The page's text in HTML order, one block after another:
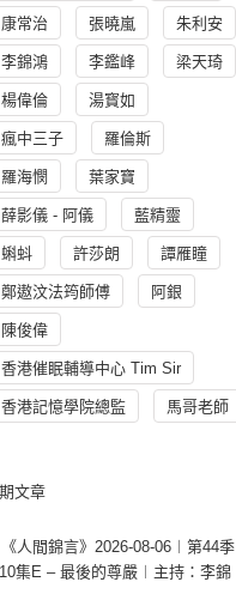
康常治 張曉嵐 朱利安
李錦鴻 李鑑峰 梁天琦
楊偉倫 湯寳如
瘋中三子 羅倫斯
羅海憫 葉家寶
薛影儀 - 阿儀 藍精靈
蝌蚪 許莎朗 譚雁瞳
鄭遨汶法筠師傅 阿銀
陳俊偉
香港催眠輔導中心 Tim Sir
香港記憶學院總監 馬哥老師
文章
《人間錦言》2026-08-06︱第44季
集E – 最後的尊嚴︱主持：李錦